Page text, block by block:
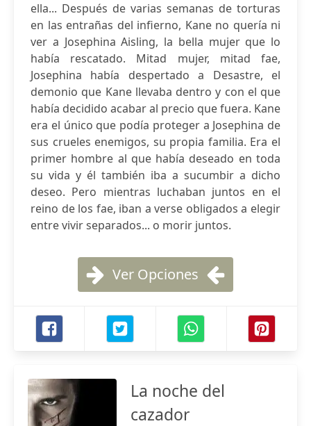
ella... Después de varias semanas de torturas
en las entrañas del infierno, Kane no quería ni
ver a Josephina Aisling, la bella mujer que lo
había rescatado. Mitad mujer, mitad fae,
Josephina había despertado a Desastre, el
demonio que Kane llevaba dentro y con el que
había decidido acabar al precio que fuera. Kane
era el único que podía proteger a Josephina de
sus crueles enemigos, su propia familia. Era el
primer hombre al que había deseado en toda
su vida y él también iba a sucumbir a dicho
deseo. Pero mientras luchaban juntos en el
reino de los fae, iban a verse obligados a elegir
entre vivir separados... o morir juntos.
Ver Opciones
La noche del
cazador